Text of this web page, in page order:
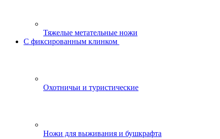
Тяжелые метательные ножи
С фиксированным клинком
Охотничьи и туристические
Ножи для выживания и бушкрафта